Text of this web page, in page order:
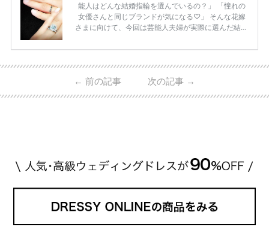
能人はどんな結婚指輪を選んでいるの？」 「憧れの
女優さんと同じブランドが気になる♡」 そんな花嫁
さまに向けて、今回は芸能人夫婦が実際に選んだ結婚
ーウィンストンやカルティエ、ティファニーなど世界
日本で人気のブランドまで幅広くご紹介。 さらに、
・愛用している芸能人夫婦 ・リングの特徴や魅力 ・
← 前の記事 次の記事 →